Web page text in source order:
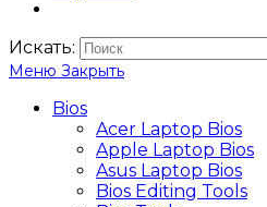
Искать:
Меню Закрыть
Bios
Acer Laptop Bios
Apple Laptop Bios
Asus Laptop Bios
Bios Editing Tools